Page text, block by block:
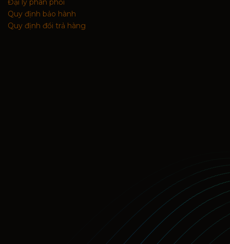
Đại lý phân phối
Quy định bảo hành
Quy định đổi trả hàng